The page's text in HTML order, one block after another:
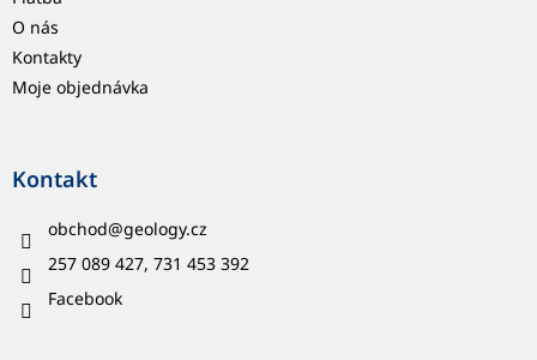
O nás
Kontakty
Moje objednávka
Kontakt
obchod@geology.cz
257 089 427, 731 453 392
Facebook